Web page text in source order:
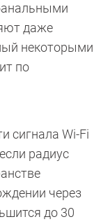
даже
некоторыми
по
сигнала Wi-Fi
радиус
через
до 30